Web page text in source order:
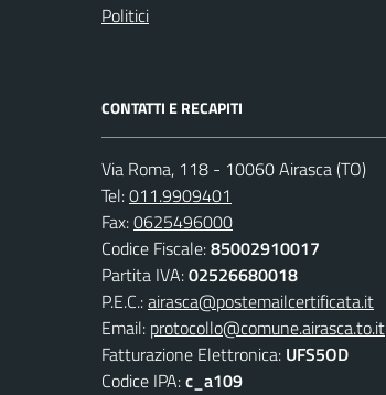
Politici
CONTATTI E RECAPITI
Via Roma, 118 - 10060 Airasca (TO)
Tel:011.9909401
Fax:0625496000
Codice Fiscale:85002910017
Partita IVA:02526680018
P.E.C.:airasca@postemailcertificata.it
Email: protocollo@comune.airasca.to.it
Fatturazione Elettronica: UFS5OD
Codice IPA:c_a109